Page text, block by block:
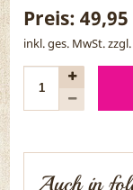
Preis:
inkl. ges. MwSt.
Auch in